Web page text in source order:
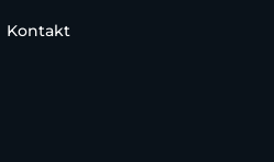
Kontakt